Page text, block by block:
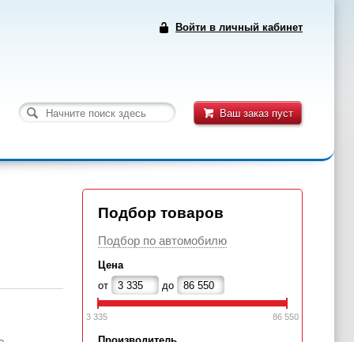
Войти в личный кабинет
Ваш заказ пуст
Подбор товаров
Подбор по автомобилю
Цена
от
до
3 335 86 550